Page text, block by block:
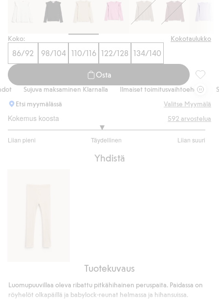
Koko: Kokotaulukko
86/92 98/104 110/116 122/128 134/140
Osta
Sujuva maksaminen Klarnalla Ilmaiset toimitusvaihtoehdot
Etsi myymälässä
Valitse Myymälä
Kokemus koosta
Liian pieni Täydellinen Liian suuri
/
592 arvostelua
Yhdistä
Tuotekuvaus
Luomupuuvillaa oleva ribattu pitkähihainen peruspaita. Paidassa on
röyhelöt olkapäillä ja babylock-reunat helmassa ja hihansuissa.